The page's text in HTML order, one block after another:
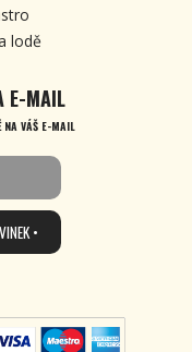
lodě
E-MAIL
NA VÁŠ E-MAIL
•